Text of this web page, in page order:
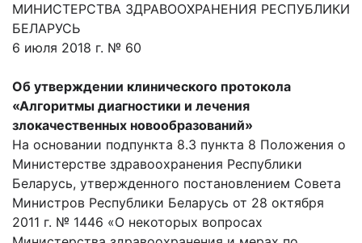
МИНИСТЕРСТВА ЗДРАВООХРАНЕНИЯ РЕСПУБЛИКИ
БЕЛАРУСЬ
6 июля 2018 г. № 60
Об утверждении клинического протокола
«Алгоритмы диагностики и лечения
злокачественных новообразований»
На основании подпункта 8.3 пункта 8 Положения о
Министерстве здравоохранения Республики
Беларусь, утвержденного постановлением Совета
Министров Республики Беларусь от 28 октября
2011 г. № 1446 «О некоторых вопросах